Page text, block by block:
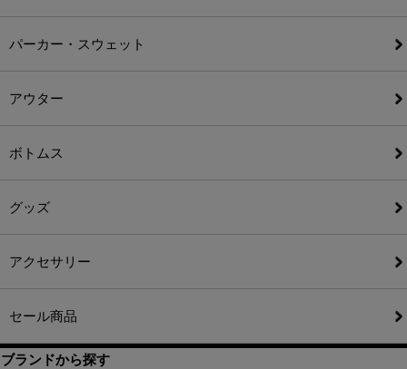
パーカー・スウェット
アウター
ボトムス
グッズ
アクセサリー
セール商品
ブランドから探す